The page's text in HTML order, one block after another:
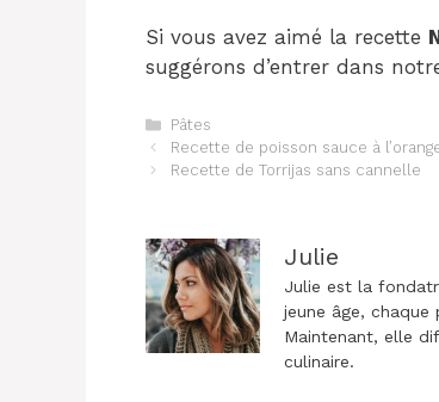
Si vous avez aimé la recette
suggérons d’entrer dans
Catégories
Pâtes
Navigation
des
Recette de poisson sauce à
Recette de Torrijas sans cannelle
Julie
Julie est la
jeune âge,
Maintenant, elle
culinaire.